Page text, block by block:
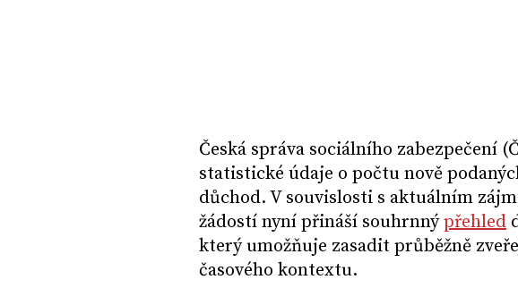
Česká správa sociálního zabezpečení
statistické údaje o počtu nově
důchod. V souvislosti s aktuálním
žádostí nyní přináší souhrnnýpřehled
který umožňuje zasadit průběžně
časového kontextu.